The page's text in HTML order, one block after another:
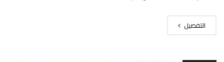
التفصيل